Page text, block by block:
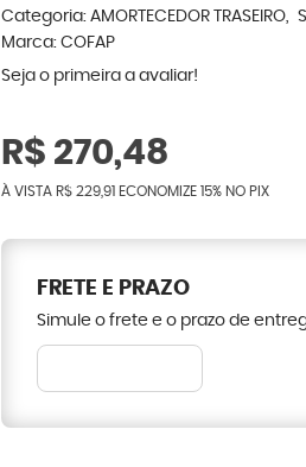
Categoria: AMORTECEDOR TRASEIRO
Marca: COFAP
Seja o primeira a avaliar!
R$ 270,48
À VISTA R$ 229,91 ECONOMIZE 15% NO PIX
FRETE E PRAZO
Simule o frete e o prazo de